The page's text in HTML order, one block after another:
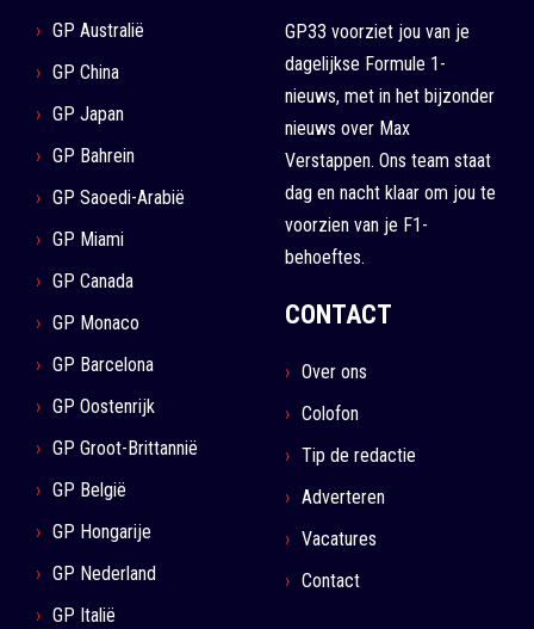
GP Australië
GP China
GP Japan
GP Bahrein
GP Saoedi-Arabië
GP Miami
GP Canada
GP Monaco
GP Barcelona
GP Oostenrijk
GP Groot-Brittannië
GP België
GP Hongarije
GP Nederland
GP Italië
GP33 voorziet jou van je
dagelijkse Formule 1-
nieuws, met in het bijzonder
nieuws over Max
Verstappen. Ons team staat
dag en nacht klaar om jou te
voorzien van je F1-
behoeftes.
CONTACT
Over ons
Colofon
Tip de redactie
Adverteren
Vacatures
Contact